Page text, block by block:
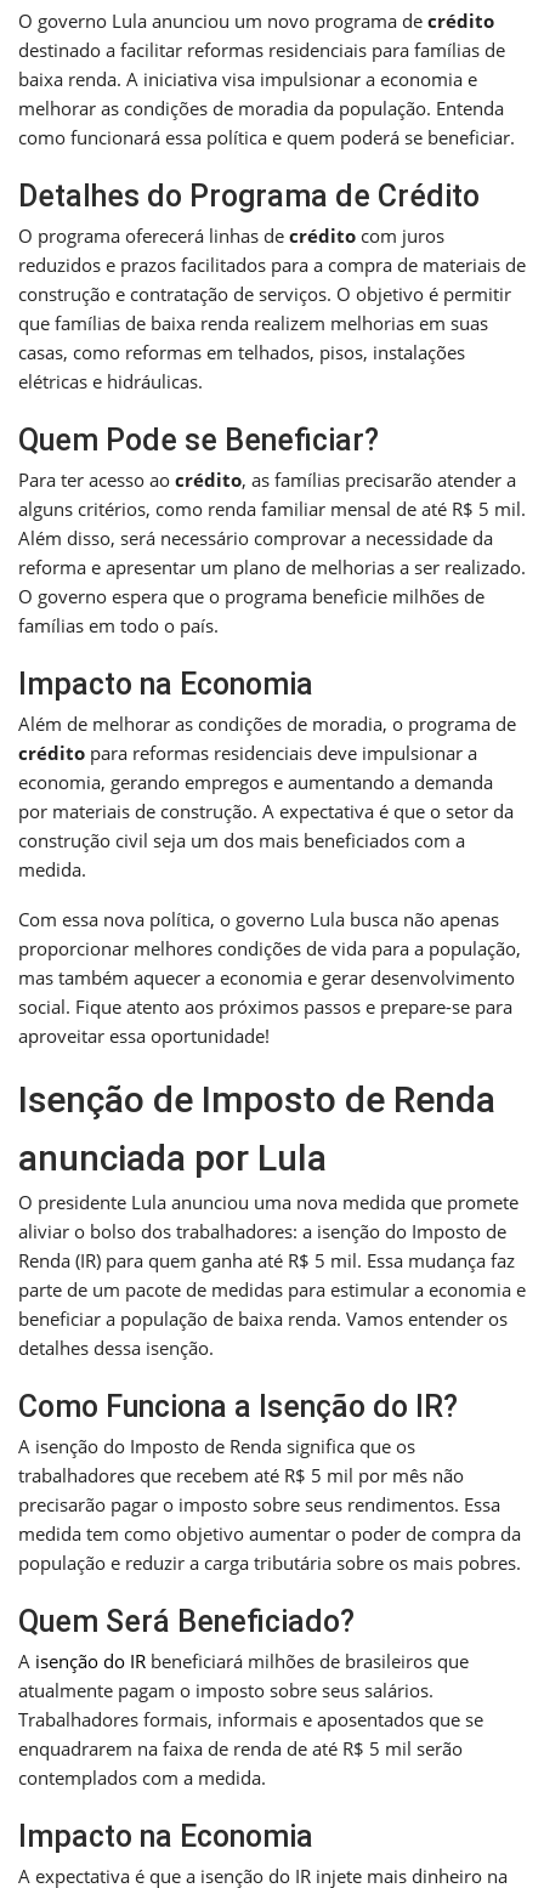
O governo Lula anunciou um novo programa de crédito
destinado a facilitar reformas residenciais para famílias de
baixa renda. A iniciativa visa impulsionar a economia e
melhorar as condições de moradia da população. Entenda
como funcionará essa política e quem poderá se beneficiar.
Detalhes do Programa de Crédito
O programa oferecerá linhas de crédito com juros
reduzidos e prazos facilitados para a compra de materiais de
construção e contratação de serviços. O objetivo é permitir
que famílias de baixa renda realizem melhorias em suas
casas, como reformas em telhados, pisos, instalações
elétricas e hidráulicas.
Quem Pode se Beneficiar?
Para ter acesso ao crédito, as famílias precisarão atender a
alguns critérios, como renda familiar mensal de até R$ 5 mil.
Além disso, será necessário comprovar a necessidade da
reforma e apresentar um plano de melhorias a ser realizado.
O governo espera que o programa beneficie milhões de
famílias em todo o país.
Impacto na Economia
Além de melhorar as condições de moradia, o programa de
crédito para reformas residenciais deve impulsionar a
economia, gerando empregos e aumentando a demanda
por materiais de construção. A expectativa é que o setor da
construção civil seja um dos mais beneficiados com a
medida.
Com essa nova política, o governo Lula busca não apenas
proporcionar melhores condições de vida para a população,
mas também aquecer a economia e gerar desenvolvimento
social. Fique atento aos próximos passos e prepare-se para
aproveitar essa oportunidade!
Isenção de Imposto de Renda
anunciada por Lula
O presidente Lula anunciou uma nova medida que promete
aliviar o bolso dos trabalhadores: a isenção do Imposto de
Renda (IR) para quem ganha até R$ 5 mil. Essa mudança faz
parte de um pacote de medidas para estimular a economia e
beneficiar a população de baixa renda. Vamos entender os
detalhes dessa isenção.
Como Funciona a Isenção do IR?
A isenção do Imposto de Renda significa que os
trabalhadores que recebem até R$ 5 mil por mês não
precisarão pagar o imposto sobre seus rendimentos. Essa
medida tem como objetivo aumentar o poder de compra da
população e reduzir a carga tributária sobre os mais pobres.
Quem Será Beneficiado?
A isenção do IR beneficiará milhões de brasileiros que
atualmente pagam o imposto sobre seus salários.
Trabalhadores formais, informais e aposentados que se
enquadrarem na faixa de renda de até R$ 5 mil serão
contemplados com a medida.
Impacto na Economia
A expectativa é que a isenção do IR injete mais dinheiro na